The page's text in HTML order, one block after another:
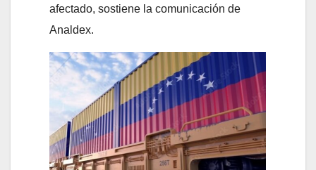
afectado, sostiene la comunicación de
Analdex.